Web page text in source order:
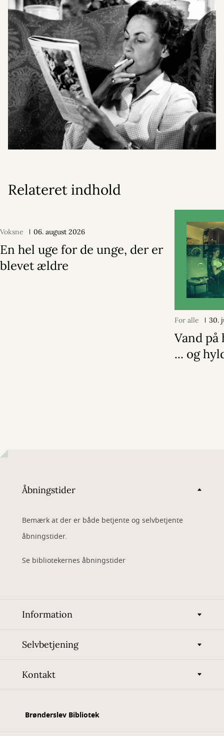
Relateret indhold
Voksne 06. august 2026
En hel uge for de unge, der er
blevet ældre
For alle 30.
Vand
... og
Åbningstider
Bemærk at der er både betjente og selvbetjente
åbningstider.
Se bibliotekernes åbningstider
Information
Selvbetjening
Kontakt
Brønderslev Bibliotek